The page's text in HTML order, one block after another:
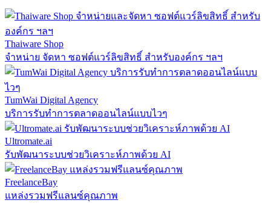
Thaiware Shop
จำหน่าย จัดหา ซอฟต์แวร์ลิขสิทธิ์ สำหรับองค์กร ฯลฯ
TumWai Digital Agency
บริการรับทำการตลาดออนไลน์แบบไวๆ
Ultromate.ai
รับพัฒนาระบบช่วยวิเคราะห์ภาพด้วย AI
FreelanceBay
แหล่งรวมฟรีแลนซ์คุณภาพ